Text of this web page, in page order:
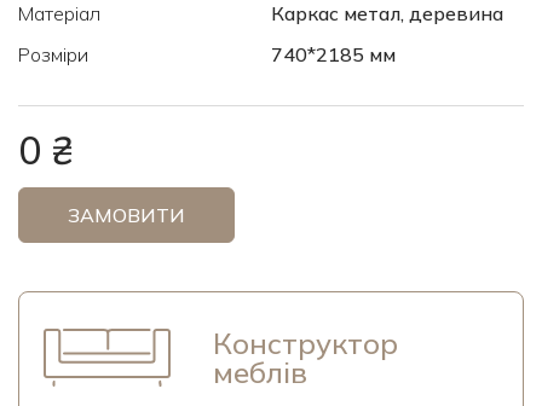
Матеріал
Каркас метал, деревина
Розміри
740*2185 мм
0 ₴
ЗАМОВИТИ
Конструктор
меблів